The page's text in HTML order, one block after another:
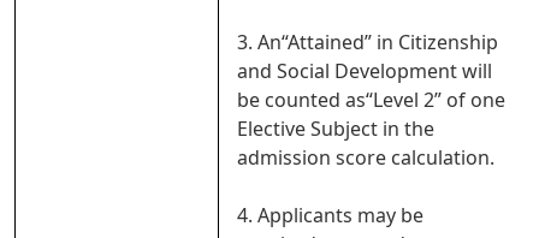
3. An“Attained” in Citizenship
and Social Development will
be counted as“Level 2” of one
Elective Subject in the
admission score calculation.
4. Applicants may be